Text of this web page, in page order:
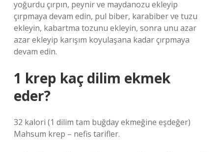
yoğurdu çırpın, peynir ve maydanozu ekleyip
çırpmaya devam edin, pul biber, karabiber ve tuzu
ekleyin, kabartma tozunu ekleyin, sonra unu azar
azar ekleyip karışım koyulaşana kadar çırpmaya
devam edin.
1 krep kaç dilim ekmek
eder?
32 kalori (1 dilim tam buğday ekmeğine eşdeğer)
Mahsum krep – nefis tarifler.